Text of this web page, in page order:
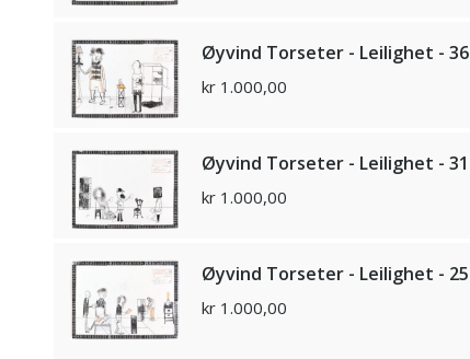
Øyvind Torseter - Leilighet - 36
kr 1.000,00
Øyvind Torseter - Leilighet - 31
kr 1.000,00
Øyvind Torseter - Leilighet - 25
kr 1.000,00